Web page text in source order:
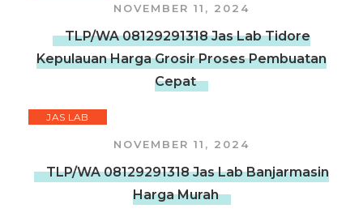
NOVEMBER 11, 2024
TLP/WA 08129291318 Jas Lab Tidore
Kepulauan Harga Grosir Proses Pembuatan
Cepat
JAS LAB
NOVEMBER 11, 2024
TLP/WA 08129291318 Jas Lab Banjarmasin
Harga Murah